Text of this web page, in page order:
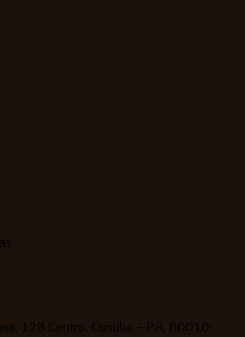
128 Centro, Curitiba – PR, 80010-